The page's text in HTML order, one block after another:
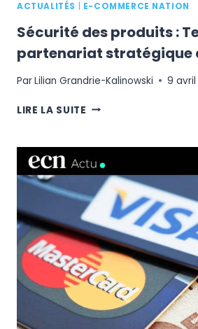
ACTUALITÉS E-COMMERCE NATION
Sécurité des produits :
partenariat stratégique
ParLilian Grandrie-Kalinowski 9 avril
LIRE LA SUITE SÉCURITÉ
:
TEMU
SIGNE
UN
PARTENARIAT
STRATÉGIQUE
AVEC
EUROFINS